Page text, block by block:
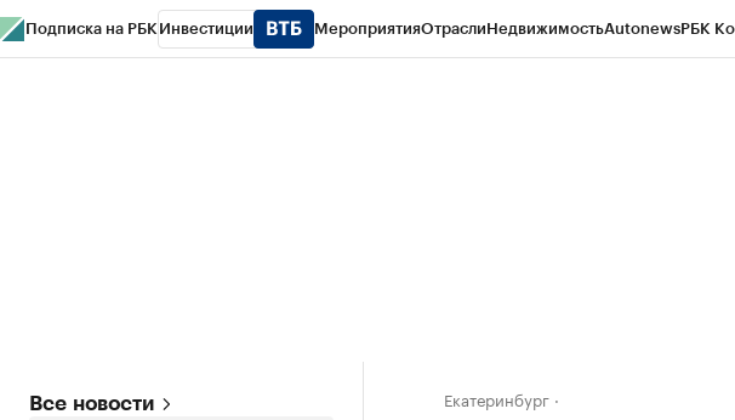
Подписка на РБК Инвестиции МероприятияОтраслиНедвижимостьAutonewsРБК
Все новости Екатеринбург